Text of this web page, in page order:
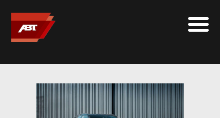
ABT SPORTSLINE FRANCE
MARQUES
LE SUR-MESURE
CONTACT